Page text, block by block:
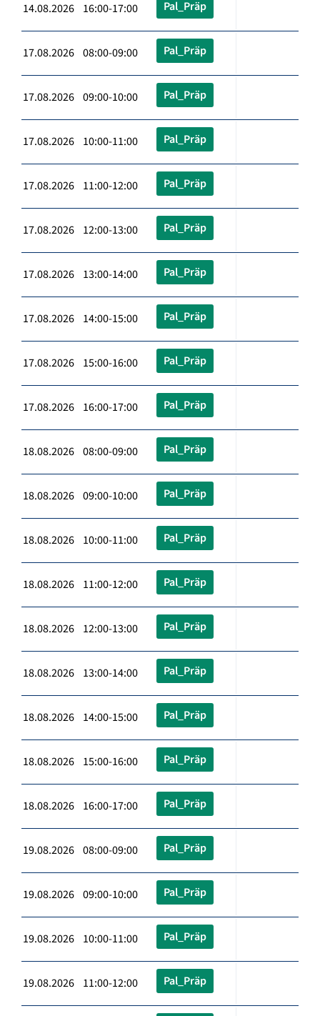
14.08.2026 16:00-17:00 Pal_Präp
17.08.2026 08:00-09:00 Pal_Präp
17.08.2026 09:00-10:00 Pal_Präp
17.08.2026 10:00-11:00 Pal_Präp
17.08.2026 11:00-12:00 Pal_Präp
17.08.2026 12:00-13:00 Pal_Präp
17.08.2026 13:00-14:00 Pal_Präp
17.08.2026 14:00-15:00 Pal_Präp
17.08.2026 15:00-16:00 Pal_Präp
17.08.2026 16:00-17:00 Pal_Präp
18.08.2026 08:00-09:00 Pal_Präp
18.08.2026 09:00-10:00 Pal_Präp
18.08.2026 10:00-11:00 Pal_Präp
18.08.2026 11:00-12:00 Pal_Präp
18.08.2026 12:00-13:00 Pal_Präp
18.08.2026 13:00-14:00 Pal_Präp
18.08.2026 14:00-15:00 Pal_Präp
18.08.2026 15:00-16:00 Pal_Präp
18.08.2026 16:00-17:00 Pal_Präp
19.08.2026 08:00-09:00 Pal_Präp
19.08.2026 09:00-10:00 Pal_Präp
19.08.2026 10:00-11:00 Pal_Präp
19.08.2026 11:00-12:00 Pal_Präp